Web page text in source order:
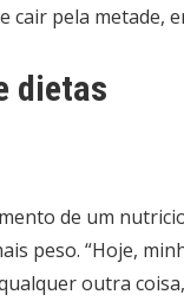
cair pela metade,
dietas
de um
peso. “Hoje,
outra